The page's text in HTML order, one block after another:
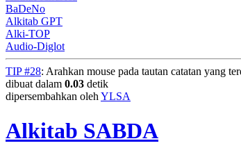
BaDeNo
Alkitab GPT
Alki-TOP
Audio-Diglot
TIP #28: Arahkan mouse pada tautan catatan yang
dibuat dalam 0.03 detik
dipersembahkan oleh YLSA
Alkitab SABDA